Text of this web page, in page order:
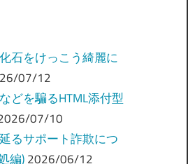
石をけっこう綺麗に
07/12
どを騙るHTML添付型
07/10
るサポート詐欺につ
編) 2026/06/12